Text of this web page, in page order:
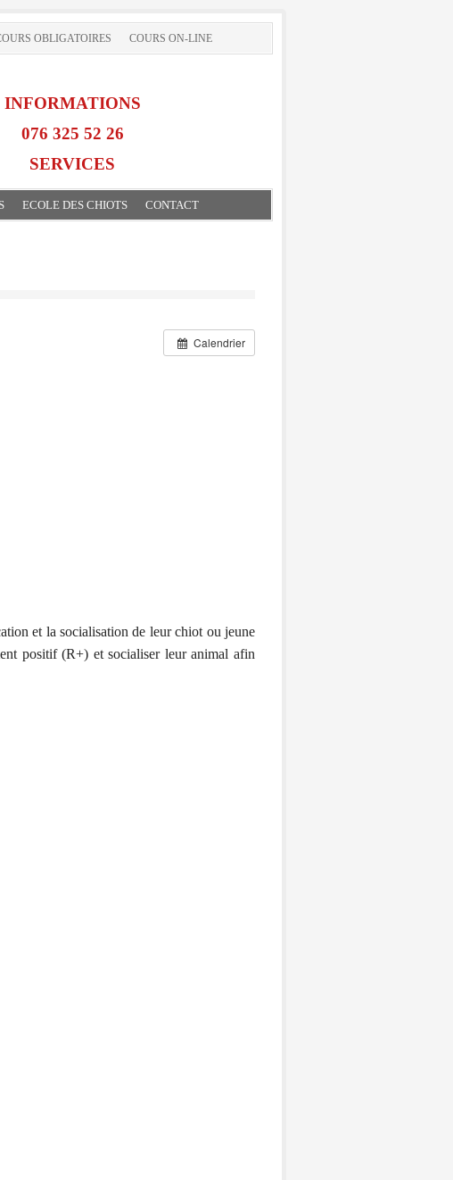
OBLIGATOIRES COURS ON-LINE
INFORMATIONS
076 325 52 26
SERVICES
ECOLE DES CHIOTS CONTACT
Calendrier
et la socialisation de leur chiot ou jeune
positif (R+) et socialiser leur animal afin